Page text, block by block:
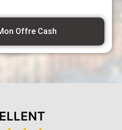
Offre Cash